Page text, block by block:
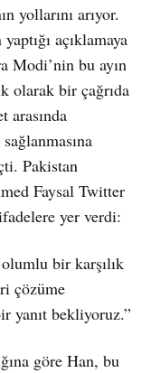
yollarını arıyor.
açıklamaya
Modi’nin bu ayın
olarak bir çağrıda
arasında
Pakistan
Faysal Twitter
yer verdi:
bir karşılık
çözüme
yanıt bekliyoruz.”
göre Han, bu